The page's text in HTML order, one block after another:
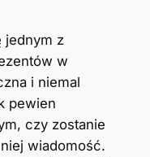
jednym z
w
i niemal
pewien
czy zostanie
wiadomość.